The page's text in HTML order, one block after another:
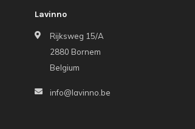
Lavinno
Rijksweg 15/A
2880 Bornem
Belgium
info@lavinno.be